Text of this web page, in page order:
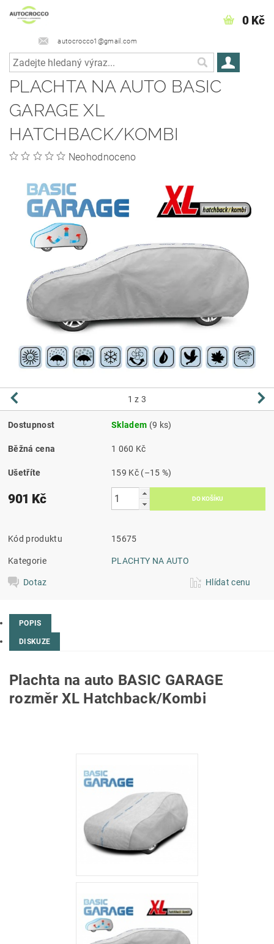
autocrocco1@gmail.com
0 Kč
PLACHTA NA AUTO BASIC
GARAGE XL
HATCHBACK/KOMBI
Neohodnoceno
1 z 3
Dostupnost Skladem (9 ks)
Běžná cena 1 060 Kč
Ušetříte 159 Kč (–15 %)
901 Kč
Kód produktu 15675
Kategorie PLACHTY NA AUTO
Dotaz Hlídat cenu
POPIS
DISKUZE
Plachta na auto BASIC GARAGE
rozměr XL Hatchback/Kombi